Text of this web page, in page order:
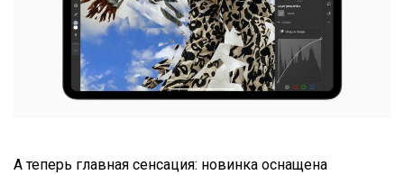
А теперь главная сенсация: новинка оснащена